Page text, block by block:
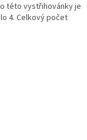
této vystřihovánky je
4. Celkový počet